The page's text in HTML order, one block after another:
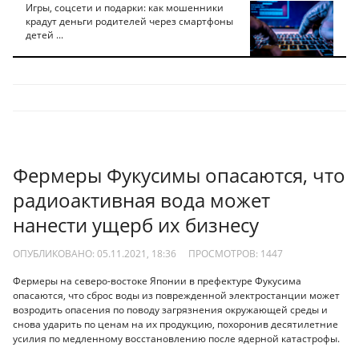
Игры, соцсети и подарки: как мошенники
крадут деньги родителей через смартфоны
детей ...
Фермеры Фукусимы опасаются, что
радиоактивная вода может
нанести ущерб их бизнесу
ОПУБЛИКОВАНО: 05.11.2021, 18:36 ПРОСМОТРОВ: 1447
Фермеры на северо-востоке Японии в префектуре Фукусима
опасаются, что сброс воды из поврежденной электростанции может
возродить опасения по поводу загрязнения окружающей среды и
снова ударить по ценам на их продукцию, похоронив десятилетние
усилия по медленному восстановлению после ядерной катастрофы.